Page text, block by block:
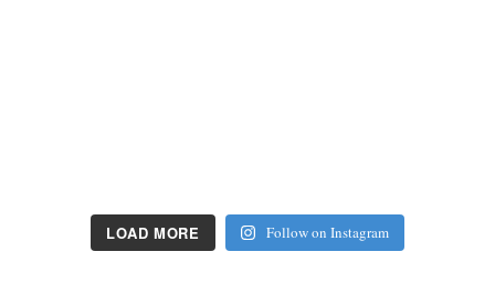
LOAD MORE Follow on Instagram